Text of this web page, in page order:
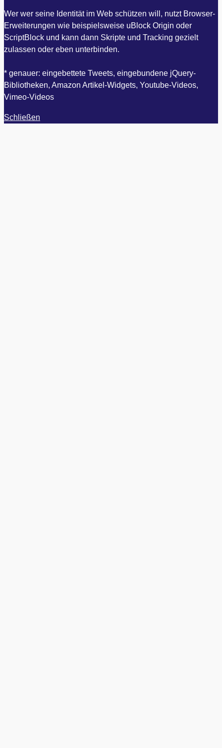
Wer wer seine Identität im Web schützen will, nutzt Browser-
Erweiterungen wie beispielsweise uBlock Origin oder
ScriptBlock und kann dann Skripte und Tracking gezielt
zulassen oder eben unterbinden.
* genauer: eingebettete Tweets, eingebundene jQuery-
Bibliotheken, Amazon Artikel-Widgets, Youtube-Videos,
Vimeo-Videos
Schließen